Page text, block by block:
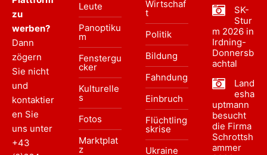
zu
werben?
Dann
zögern
Sie nicht
und
kontaktier
en Sie
uns unter
+43
Leute
Panoptiku
m
Fenstergu
cker
Kulturelle
s
Fotos
Marktplat
z
Wirtschaf
t
Politik
Bildung
Fahndung
Einbruch
Flüchtling
skrise
Ukraine
SK-
Stur
m 2026 in
Irdning-
Donnersb
achtal
Land
esha
uptmann
besucht
die Firma
Schrottsh
ammer